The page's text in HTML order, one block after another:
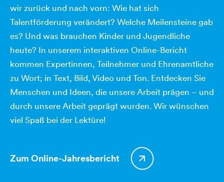
wir zurück und nach vorn: Wie hat sich
Talentförderung verändert? Welche Meilensteine gab
es? Und was brauchen Kinder und Jugendliche
heute? In unserem interaktiven Online-Bericht
kommen Expertinnen, Teilnehmer und Ehrenamtliche
zu Wort; in Text, Bild, Video und Ton. Entdecken Sie
Menschen und Ideen, die unsere Arbeit prägen – und
durch unsere Arbeit geprägt wurden. Wir wünschen
viel Spaß bei der Lektüre!
Zum Online-Jahresbericht